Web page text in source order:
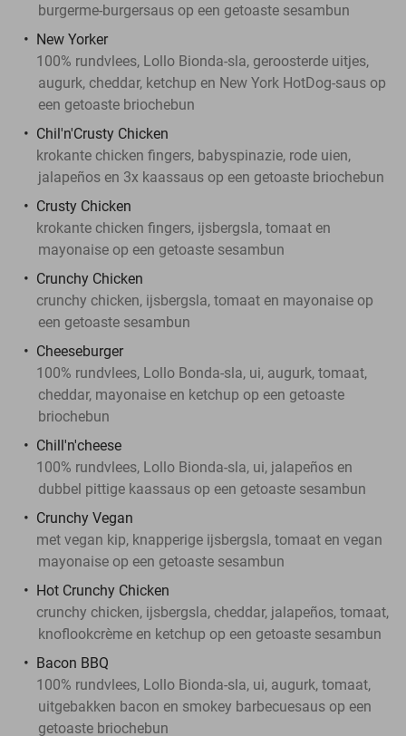
burgerme-burgersaus op een getoaste sesambun
New Yorker
100% rundvlees, Lollo Bionda-sla, geroosterde uitjes,
augurk, cheddar, ketchup en New York HotDog-saus op
een getoaste briochebun
Chil'n'Crusty Chicken
krokante chicken fingers, babyspinazie, rode uien,
jalapeños en 3x kaassaus op een getoaste briochebun
Crusty Chicken
krokante chicken fingers, ijsbergsla, tomaat en
mayonaise op een getoaste sesambun
Crunchy Chicken
crunchy chicken, ijsbergsla, tomaat en mayonaise op
een getoaste sesambun
Cheeseburger
100% rundvlees, Lollo Bonda-sla, ui, augurk, tomaat,
cheddar, mayonaise en ketchup op een getoaste
briochebun
Chill'n'cheese
100% rundvlees, Lollo Bionda-sla, ui, jalapeños en
dubbel pittige kaassaus op een getoaste sesambun
Crunchy Vegan
met vegan kip, knapperige ijsbergsla, tomaat en vegan
mayonaise op een getoaste sesambun
Hot Crunchy Chicken
crunchy chicken, ijsbergsla, cheddar, jalapeños, tomaat,
knoflookcrème en ketchup op een getoaste sesambun
Bacon BBQ
100% rundvlees, Lollo Bionda-sla, ui, augurk, tomaat,
uitgebakken bacon en smokey barbecuesaus op een
getoaste briochebun